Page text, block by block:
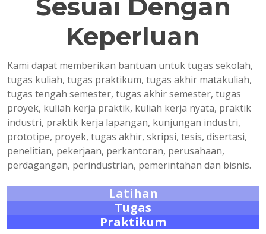
Sesuai Dengan
Keperluan
Kami dapat memberikan bantuan untuk tugas sekolah,
tugas kuliah, tugas praktikum, tugas akhir matakuliah,
tugas tengah semester, tugas akhir semester, tugas
proyek, kuliah kerja praktik, kuliah kerja nyata, praktik
industri, praktik kerja lapangan, kunjungan industri,
prototipe, proyek, tugas akhir, skripsi, tesis, disertasi,
penelitian, pekerjaan, perkantoran, perusahaan,
perdagangan, perindustrian, pemerintahan dan bisnis.
Latihan
Tugas
Praktikum